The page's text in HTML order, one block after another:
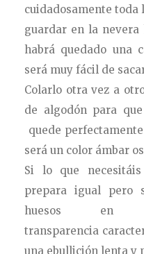
cuidadosamente toda
guardar en la
habrá quedado una
será muy fácil de
Colarlo otra vez a
de algodón para
quede
será un color ámbar
Si lo que
prepara igual pero
huesos
transparencia
una ebullición lenta y